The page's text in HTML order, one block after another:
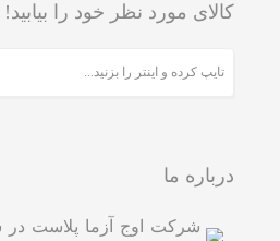
کالای مورد نظر خود را بیابید!
درباره ما